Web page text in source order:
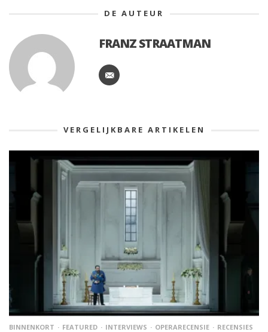
DE AUTEUR
FRANZ STRAATMAN
VERGELIJKBARE ARTIKELEN
BINNENKORT FEATURED INTERVIEWS OPERARECENSIE RECENSIES